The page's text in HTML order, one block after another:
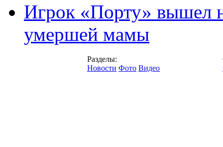
Игрок «Порту» вышел
умершей мамы
Разделы:
Новости Фото Видео